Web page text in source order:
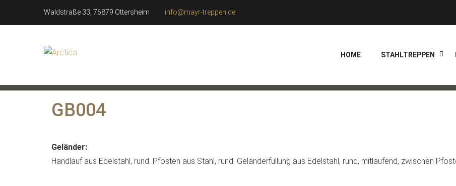
Waldstraße 33, 76879 Ottersheim info@mayr-treppen.de
HOME STAHLTREPPEN
GB004
Geländer:
Handlauf aus Edelstahl, rund. Pfosten aus Stahl, rund. Geländerfüllung aus Edelstahl, rund, mitlaufend, zwischen